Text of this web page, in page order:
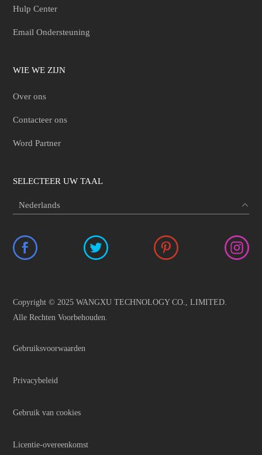
Hulp Center
Email Ondersteuning
WIE WE ZIJN
Over ons
Contacteer ons
Word Partner
SELECTEER UW TAAL
Copyright © 2025 WANGXU TECHNOLOGY CO., LIMITED.
Alle Rechten Voorbehouden.
Gebruiksvoorwaarden
Privacybeleid
Gebruik van cookies
Licentie-overeenkomst